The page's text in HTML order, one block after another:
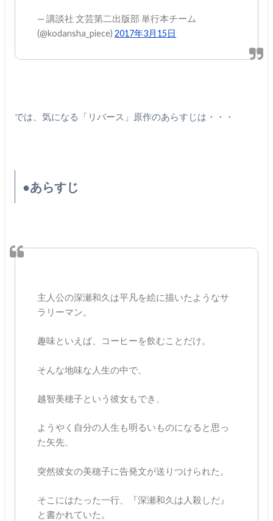
— 講談社 文芸第二出版部 単行本チーム
(@kodansha_piece)2017年3月15日
では、気になる「リバース」原作のあらすじは・・・
●あらすじ
主人公の深瀬和久は平凡を絵に描いたようなサ
ラリーマン。
趣味といえば、コーヒーを飲むことだけ。
そんな地味な人生の中で、
越智美穂子という彼女もでき、
ようやく自分の人生も明るいものになると思っ
た矢先、
突然彼女の美穂子に告発文が送りつけられた。
そこにはたった一行、『深瀬和久は人殺しだ』
と書かれていた。